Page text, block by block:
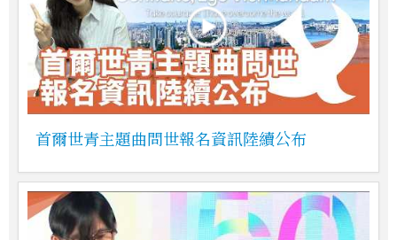
首爾世青主題曲問世報名資訊陸續公布